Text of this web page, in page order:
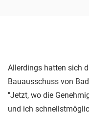
Allerdings hatten sich
Bauausschuss von
"Jetzt, wo die
und ich